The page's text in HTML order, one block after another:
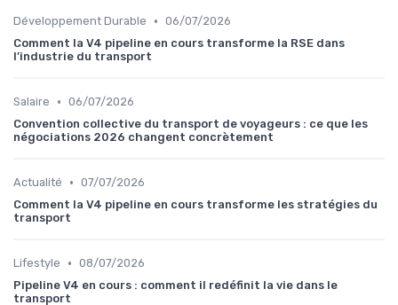
Développement Durable • 06/07/2026
Comment la V4 pipeline en cours transforme la RSE dans
l’industrie du transport
Salaire • 06/07/2026
Convention collective du transport de voyageurs : ce que les
négociations 2026 changent concrètement
Actualité • 07/07/2026
Comment la V4 pipeline en cours transforme les stratégies du
transport
Lifestyle • 08/07/2026
Pipeline V4 en cours : comment il redéfinit la vie dans le
transport